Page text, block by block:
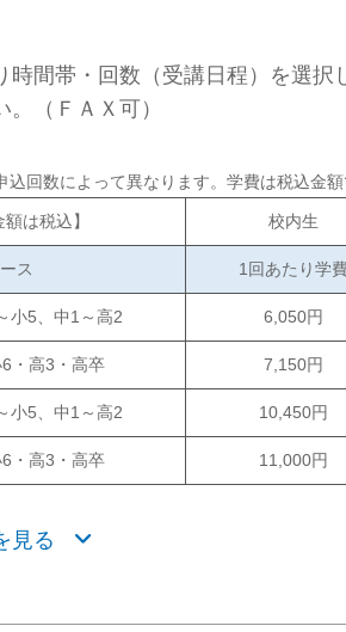
時間帯・回数（受講日程）を選択
（ＦＡＸ可）
込回数によって異なります。学費は税込金額
は税込】 校内生
ス 1回あたり学
小5、中1～高2 6,050円
・高3・高卒 7,150円
小5、中1～高2 10,450円
・高3・高卒 11,000円
見る